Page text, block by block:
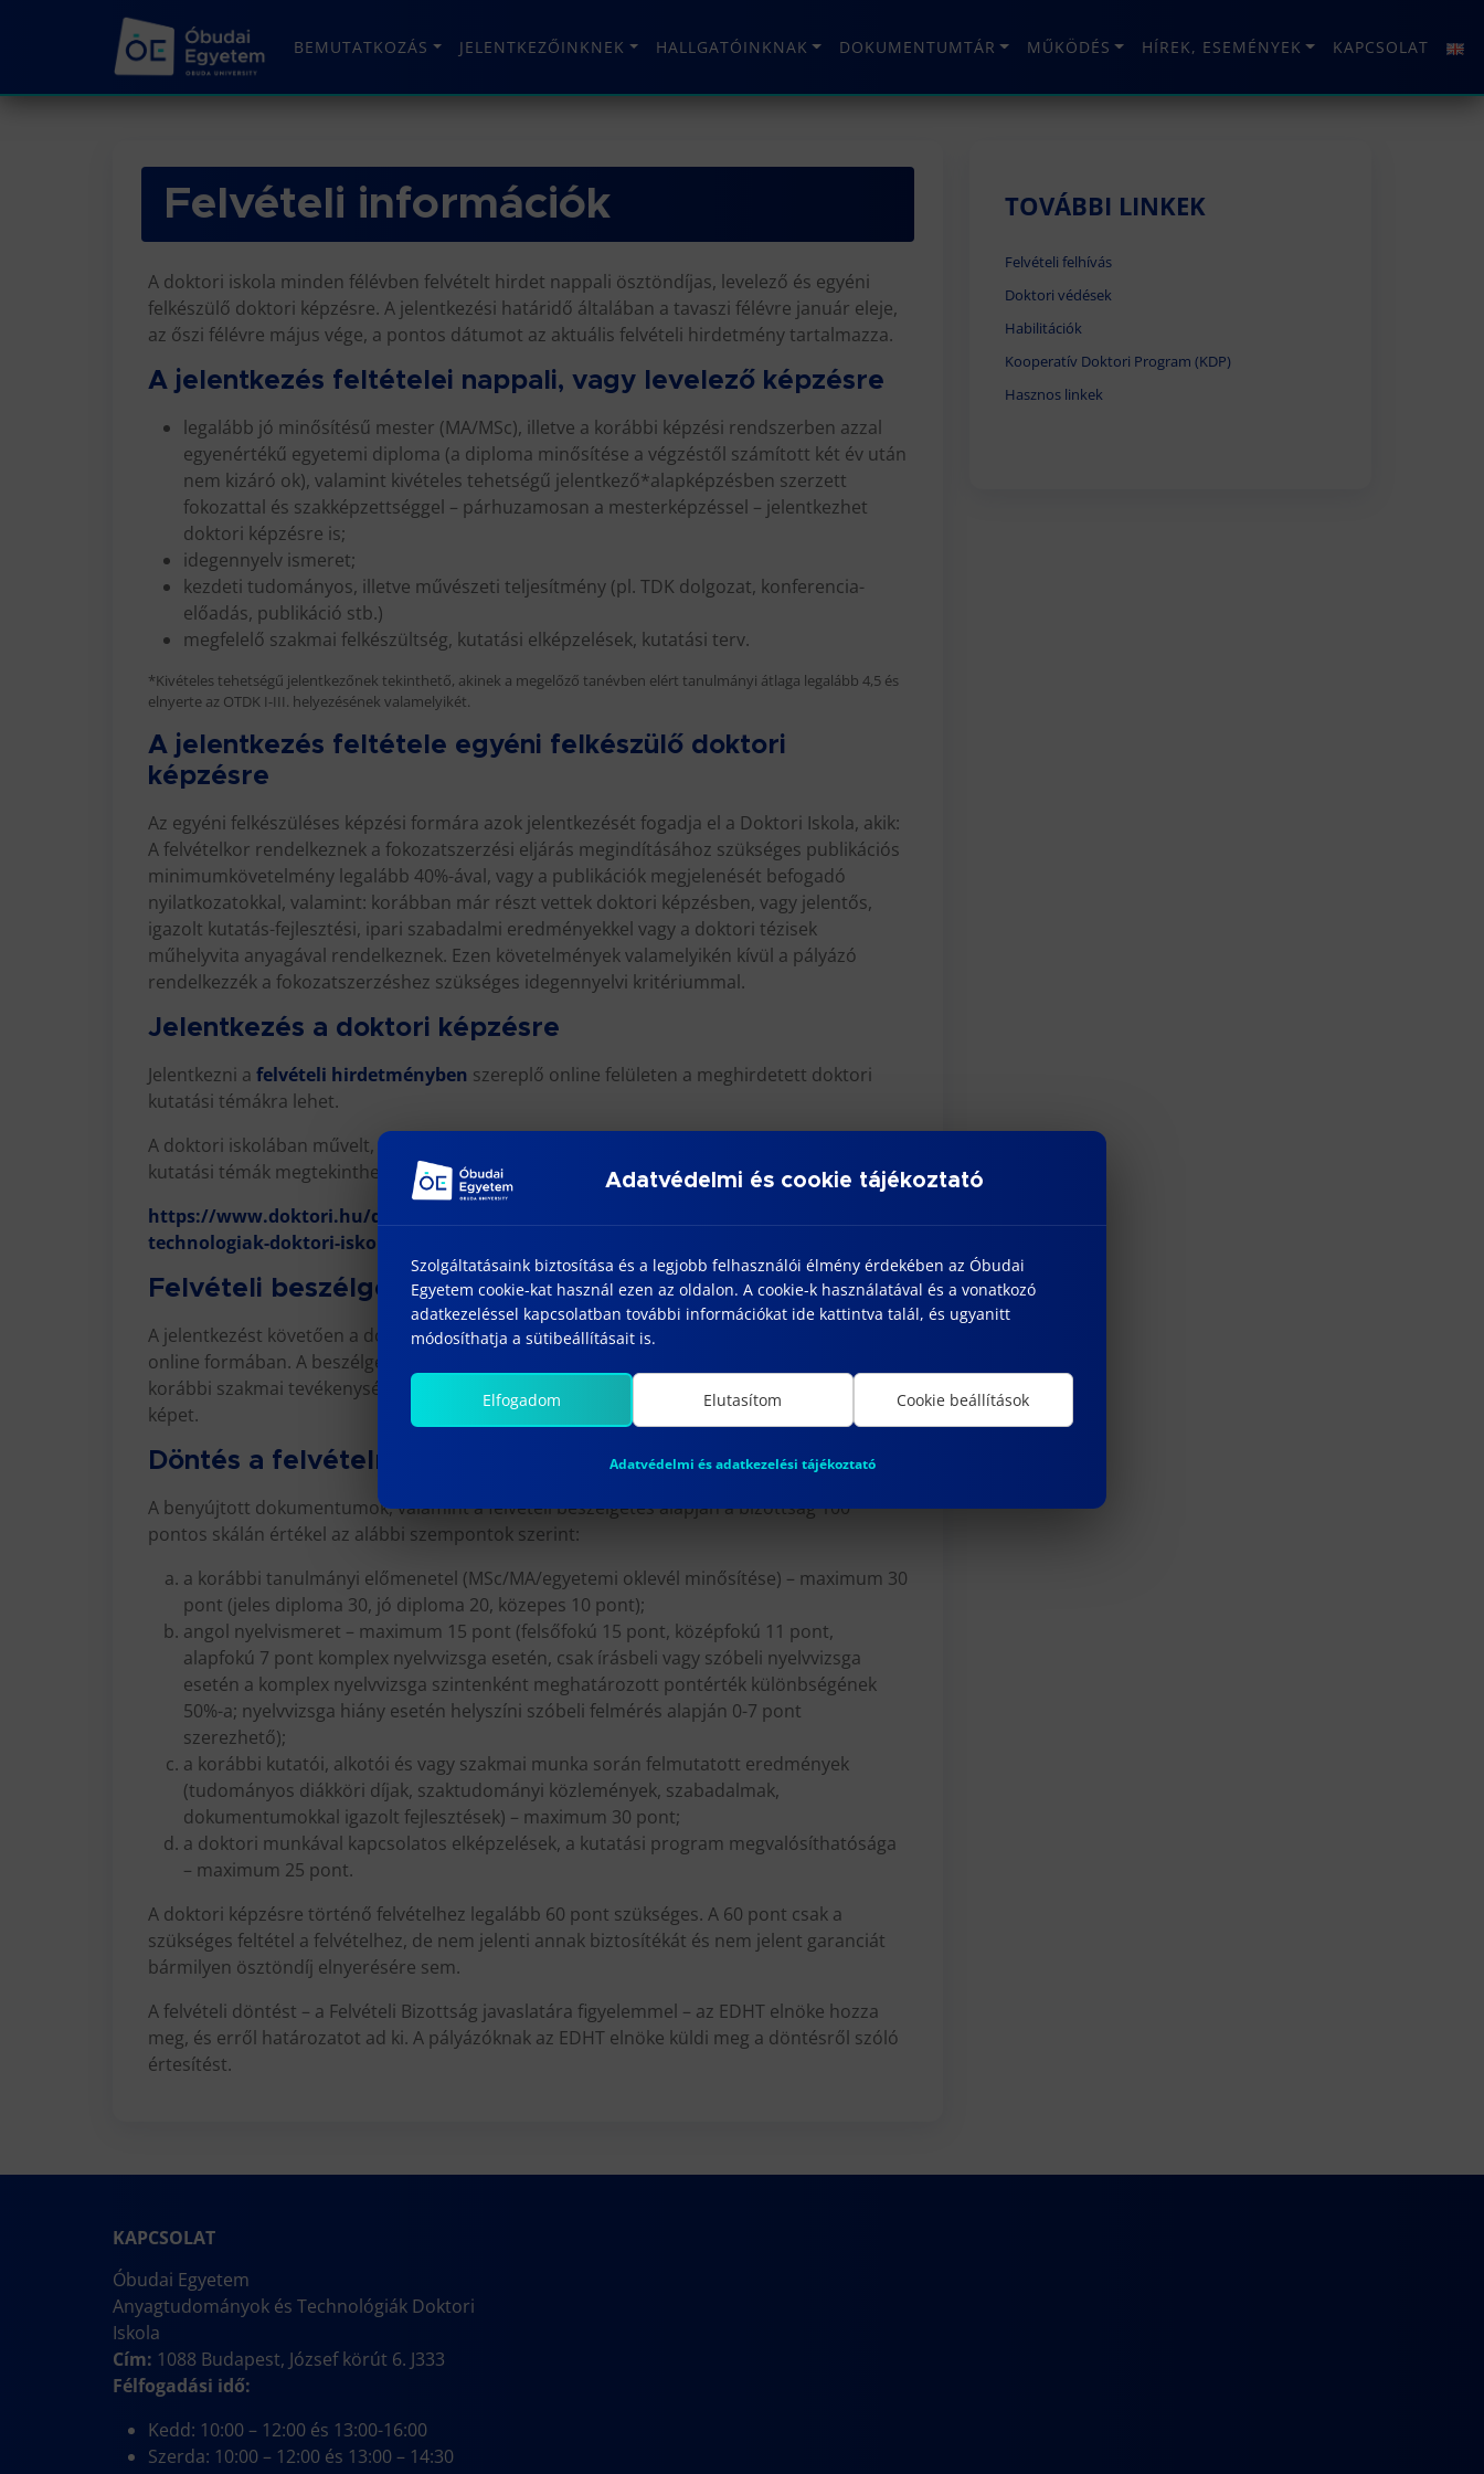
BEMUTATKOZÁS JELENTKEZŐINKNEK HALLGATÓINKNAK DOKUMENTUMTÁR MŰKÖDÉS HÍREK, ESEMÉNYEK KAPCSOLAT
Felvételi információk
A doktori iskola minden félévben felvételt hirdet nappali ösztöndíjas, levelező és egyéni
felkészülő doktori képzésre. A jelentkezési határidő általában a tavaszi félévre január eleje,
az őszi félévre május vége, a pontos dátumot az aktuális felvételi hirdetmény tartalmazza.
A jelentkezés feltételei nappali, vagy levelező képzésre
legalább jó minősítésű mester (MA/MSc), illetve a korábbi képzési rendszerben azzal
egyenértékű egyetemi diploma (a diploma minősítése a végzéstől számított két év után
nem kizáró ok), valamint kivételes tehetségű jelentkező*alapképzésben szerzett
fokozattal és szakképzettséggel – párhuzamosan a mesterképzéssel – jelentkezhet
doktori képzésre is;
idegennyelv ismeret;
kezdeti tudományos, illetve művészeti teljesítmény (pl. TDK dolgozat, konferencia-
előadás, publikáció stb.)
megfelelő szakmai felkészültség, kutatási elképzelések, kutatási terv.
*Kivételes tehetségű jelentkezőnek tekinthető, akinek a megelőző tanévben elért tanulmányi átlaga legalább 4,5 és
elnyerte az OTDK I-III. helyezésének valamelyikét.
A jelentkezés feltétele egyéni felkészülő doktori
képzésre
Az egyéni felkészüléses képzési formára azok jelentkezését fogadja el a Doktori Iskola, akik:
A felvételkor rendelkeznek a fokozatszerzési eljárás megindításához szükséges publikációs
minimumkövetelmény legalább 40%-ával, vagy a publikációk megjelenését befogadó
nyilatkozatokkal, valamint: korábban már részt vettek doktori képzésben, vagy jelentős,
igazolt kutatás-fejlesztési, ipari szabadalmi eredményekkel vagy a doktori tézisek
műhelyvita anyagával rendelkeznek. Ezen követelmények valamelyikén kívül a pályázó
rendelkezzék a fokozatszerzéshez szükséges idegennyelvi kritériummal.
Jelentkezés a doktori képzésre
Jelentkezni a felvételi hirdetményben szereplő online felületen a meghirdetett doktori
kutatási témákra lehet.
A doktori iskolában művelt, illetve a jelentkezési határidő függvényében meghirdetett
kutatási témák megtekinthetők az alábbi linken:
https://www.doktori.hu/doktori-kepzes/doktori-iskolak/194-anyagtudomanyok-es-
technologiak-doktori-iskola/temakiirasok
Felvételi beszélgetés
A jelentkezést követően a doktori iskola szóbeli felvételi beszélgetést szervez, általában
online formában. A beszélgetés keretében a doktori iskola felvételi bizottsága a felvételiző
korábbi szakmai tevékenységéről, motivációjáról, terveiről és elkötelezettségéről alkot
képet.
Döntés a felvételről
A benyújtott dokumentumok, valamint a felvételi beszélgetés alapján a bizottság 100
pontos skálán értékel az alábbi szempontok szerint:
a korábbi tanulmányi előmenetel (MSc/MA/egyetemi oklevél minősítése) – maximum 30
pont (jeles diploma 30, jó diploma 20, közepes 10 pont);
angol nyelvismeret – maximum 15 pont (felsőfokú 15 pont, középfokú 11 pont,
alapfokú 7 pont komplex nyelvvizsga esetén, csak írásbeli vagy szóbeli nyelvvizsga
esetén a komplex nyelvvizsga szintenként meghatározott pontérték különbségének
50%-a; nyelvvizsga hiány esetén helyszíni szóbeli felmérés alapján 0-7 pont
szerezhető);
a korábbi kutatói, alkotói és vagy szakmai munka során felmutatott eredmények
(tudományos diákköri díjak, szaktudományi közlemények, szabadalmak,
dokumentumokkal igazolt fejlesztések) – maximum 30 pont;
a doktori munkával kapcsolatos elképzelések, a kutatási program megvalósíthatósága
– maximum 25 pont.
A doktori képzésre történő felvételhez legalább 60 pont szükséges. A 60 pont csak a
szükséges feltétel a felvételhez, de nem jelenti annak biztosítékát és nem jelent garanciát
bármilyen ösztöndíj elnyerésére sem.
A felvételi döntést – a Felvételi Bizottság javaslatára figyelemmel – az EDHT elnöke hozza
meg, és erről határozatot ad ki. A pályázóknak az EDHT elnöke küldi meg a döntésről szóló
értesítést.
TOVÁBBI LINKEK
Felvételi felhívás
Doktori védések
Habilitációk
Kooperatív Doktori Program (KDP)
Hasznos linkek
KAPCSOLAT
Óbudai Egyetem
Anyagtudományok és Technológiák Doktori
Iskola
Cím: 1088 Budapest, József körút 6. J333
Félfogadási idő:
Kedd: 10:00 – 12:00 és 13:00-16:00
Szerda: 10:00 – 12:00 és 13:00 – 14:30
Adatvédelmi és cookie tájékoztató
Szolgáltatásaink biztosítása és a legjobb felhasználói élmény érdekében az Óbudai
Egyetem cookie-kat használ ezen az oldalon. A cookie-k használatával és a vonatkozó
adatkezeléssel kapcsolatban további információkat ide kattintva talál, és ugyanitt
módosíthatja a sütibeállításait is.
Elfogadom Elutasítom Cookie beállítások
Adatvédelmi és adatkezelési tájékoztató